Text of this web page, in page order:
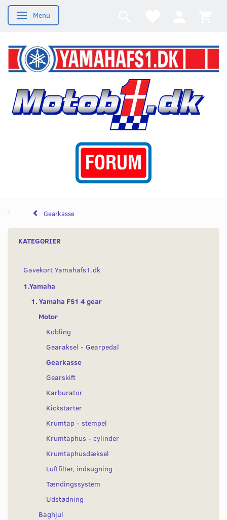
Skifte navigation
Menu
Gearkasse
KATEGORIER
Gavekort Yamahafs1.dk
1.Yamaha
1. Yamaha FS1 4 gear
Motor
Kobling
Gearaksel - Gearpedal
Gearkasse
Gearskift
Karburator
Kickstarter
Krumtap - stempel
Krumtaphus - cylinder
Krumtaphusdæksel
Luftfilter, indsugning
Tændingssystem
Udstødning
Baghjul